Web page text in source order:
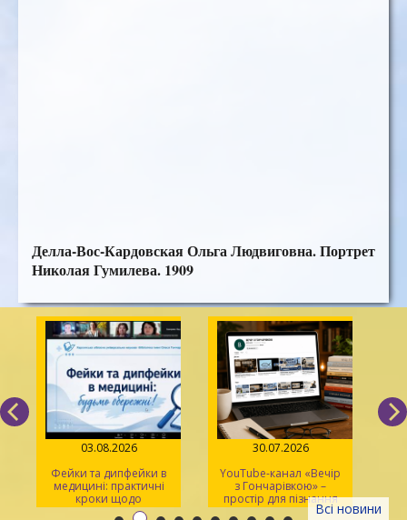
Делла-Вос-Кардовская Ольга Людвиговна. Портрет
Николая Гумилева. 1909
Всі новини
03.08.2026
Фейки та дипфейки в
медицині: практичні
кроки щодо
розпізнавання
30.07.2026
YouTube-канал «Вечір
з Гончарівкою» –
простір для пізнання
та натхнення